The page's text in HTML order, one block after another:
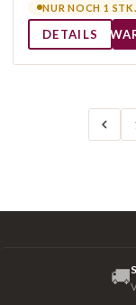
NUR NOCH 1 STK.
DETAILS
🚚